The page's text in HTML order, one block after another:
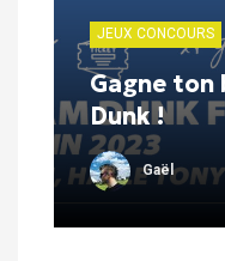
JEUX CONCOURS
Gagne ton
Dunk !
Gaël